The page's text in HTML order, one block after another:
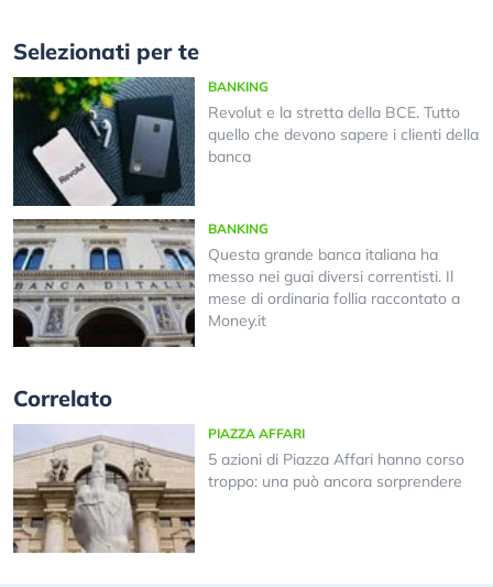
Selezionati per te
BANKING
Revolut e la stretta della BCE. Tutto
quello che devono sapere i clienti della
banca
BANKING
Questa grande banca italiana ha
messo nei guai diversi correntisti. Il
mese di ordinaria follia raccontato a
Money.it
Correlato
PIAZZA AFFARI
5 azioni di Piazza Affari hanno corso
troppo: una può ancora sorprendere